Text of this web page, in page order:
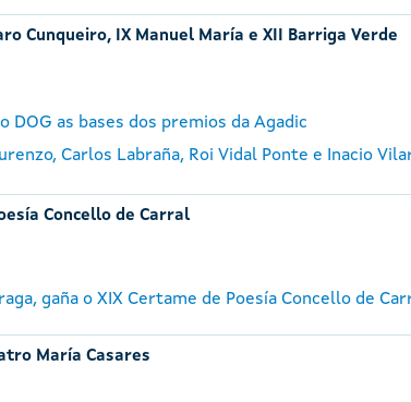
Cunqueiro, IX Manuel María e XII Barriga Verde
DOG as bases dos premios da Agadic
Carlos Labraña, Roi Vidal Ponte e Inacio
Concello de Carral
gaña o XIX Certame de Poesía Concello de
María Casares